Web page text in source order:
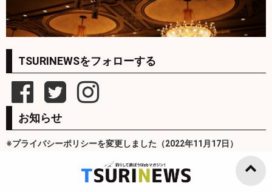
TSURINEWSをフォローする
お知らせ
※プライバシーポリシーを変更しました（2022年11月17日）